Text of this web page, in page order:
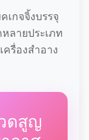
กจจิ้งบรรจุ
ลายประเภท
ครื่องสำอาง
ดสูญ